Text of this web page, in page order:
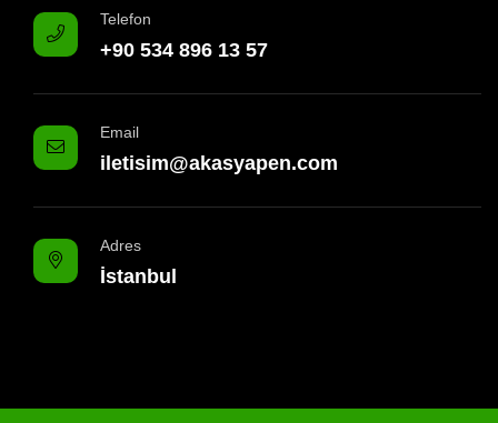
Telefon
+90 534 896 13 57
Email
iletisim@akasyapen.com
Adres
İstanbul